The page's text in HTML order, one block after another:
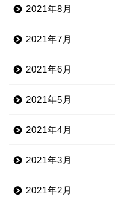
2021年8月
2021年7月
2021年6月
2021年5月
2021年4月
2021年3月
2021年2月